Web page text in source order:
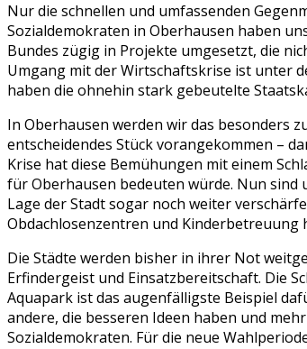
Nur die schnellen und umfassenden
Sozialdemokraten in Oberhausen haben
Bundes zügig in Projekte umgesetzt, die
Umgang mit der Wirtschaftskrise ist unter
haben die ohnehin stark gebeutelte
In Oberhausen werden wir das besonders
entscheidendes Stück vorangekommen –
Krise hat diese Bemühungen mit einem
für Oberhausen bedeuten würde. Nun
Lage der Stadt sogar noch weiter
Obdachlosenzentren und Kinderbetreuung
Die Städte werden bisher in ihrer Not
Erfindergeist und Einsatzbereitschaft. Die
Aquapark ist das augenfälligste Beispiel
andere, die besseren Ideen haben und
Sozialdemokraten. Für die neue